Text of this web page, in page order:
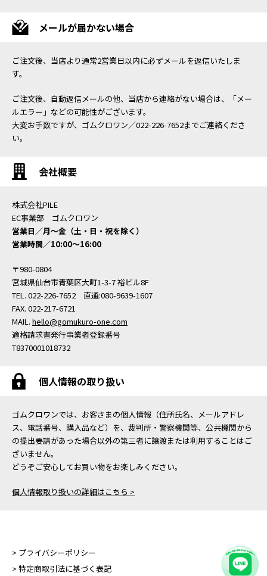
メールが届かない場合
ご注文後、当店より通常2営業日以内に必ずメールを返信いたしま
す。
ご注文後、自動返信メールの他、当店から連絡がない場合は、「メー
ルエラー」などの可能性がございます。
大変お手数ですが、ゴムクロワン／022-226-7652までご連絡くださ
い。
会社概要
株式会社PILE
EC事業部 ゴムクロワン
営業日／月〜金（土・日・祝を除く）
営業時間／10:00〜16:00
〒980-0804
宮城県仙台市青葉区大町1-3-7 裕ビル8F
TEL. 022-226-7652 直通:080-9639-1607
FAX. 022-217-6721
MAIL. hello@gomukuro-one.com
適格請求書発行事業者登録番号
T8370001018732
個人情報の取り扱い
ゴムクロワンでは、お客さまの個人情報（住所氏名、メールアドレ
ス、電話番号、購入品など）を、裁判所・警察機関等、公共機関から
の提出要請があった場合以外の第三者に譲渡または利用することはご
ざいません。
どうぞご安心してお買い物をお楽しみください。
個人情報取り扱いの詳細はこちら >
> プライバシーポリシー
> 特定商取引法に基づく表記